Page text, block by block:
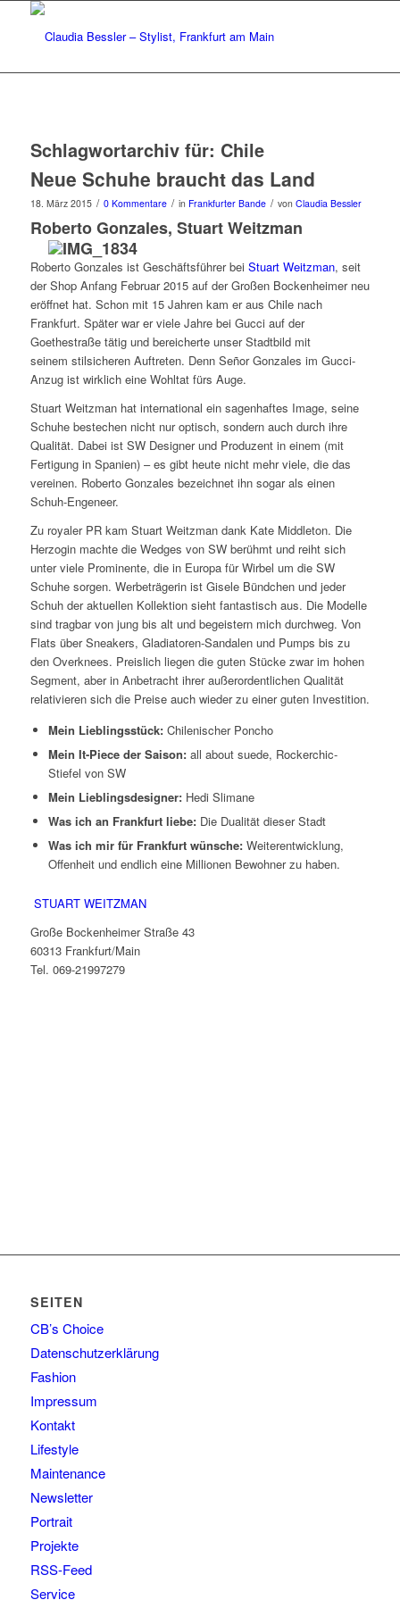
Schlagwortarchiv für: Chile
Neue Schuhe braucht das Land
18. März 2015 / 0 Kommentare / in Frankfurter Bande / von Claudia Bessler
Roberto Gonzales, Stuart Weitzman
Roberto Gonzales ist Geschäftsführer bei Stuart Weitzman, seit
der Shop Anfang Februar 2015 auf der Großen Bockenheimer neu
eröffnet hat. Schon mit 15 Jahren kam er aus Chile nach
Frankfurt. Später war er viele Jahre bei Gucci auf der
Goethestraße tätig und bereicherte unser Stadtbild mit
seinem stilsicheren Auftreten. Denn Señor Gonzales im Gucci-
Anzug ist wirklich eine Wohltat fürs Auge.
Stuart Weitzman hat international ein sagenhaftes Image, seine
Schuhe bestechen nicht nur optisch, sondern auch durch ihre
Qualität. Dabei ist SW Designer und Produzent in einem (mit
Fertigung in Spanien) – es gibt heute nicht mehr viele, die das
vereinen. Roberto Gonzales bezeichnet ihn sogar als einen
Schuh-Engeneer.
Zu royaler PR kam Stuart Weitzman dank Kate Middleton. Die
Herzogin machte die Wedges von SW berühmt und reiht sich
unter viele Prominente, die in Europa für Wirbel um die SW
Schuhe sorgen. Werbeträgerin ist Gisele Bündchen und jeder
Schuh der aktuellen Kollektion sieht fantastisch aus. Die Modelle
sind tragbar von jung bis alt und begeistern mich durchweg. Von
Flats über Sneakers, Gladiatoren-Sandalen und Pumps bis zu
den Overknees. Preislich liegen die guten Stücke zwar im hohen
Segment, aber in Anbetracht ihrer außerordentlichen Qualität
relativieren sich die Preise auch wieder zu einer guten Investition.
Mein Lieblingsstück:Chilenischer Poncho
Mein It-Piece der Saison:all about suede, Rockerchic-
Stiefel von SW
Mein Lieblingsdesigner:Hedi Slimane
Was ich an Frankfurt liebe:Die Dualität dieser Stadt
Was ich mir für Frankfurt wünsche: Weiterentwicklung,
Offenheit und endlich eine Millionen Bewohner zu haben.
STUART WEITZMAN
Große Bockenheimer Straße 43
60313 Frankfurt/Main
Tel. 069-21997279
SEITEN
CB’s Choice
Datenschutzerklärung
Fashion
Impressum
Kontakt
Lifestyle
Maintenance
Newsletter
Portrait
Projekte
RSS-Feed
Service